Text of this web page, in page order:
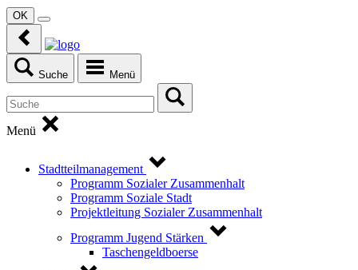
OK
Suche Menü
Menü
Stadtteilmanagement
Programm Sozialer Zusammenhalt
Programm Soziale Stadt
Projektleitung Sozialer Zusammenhalt
Programm Jugend Stärken
Taschengeldboerse